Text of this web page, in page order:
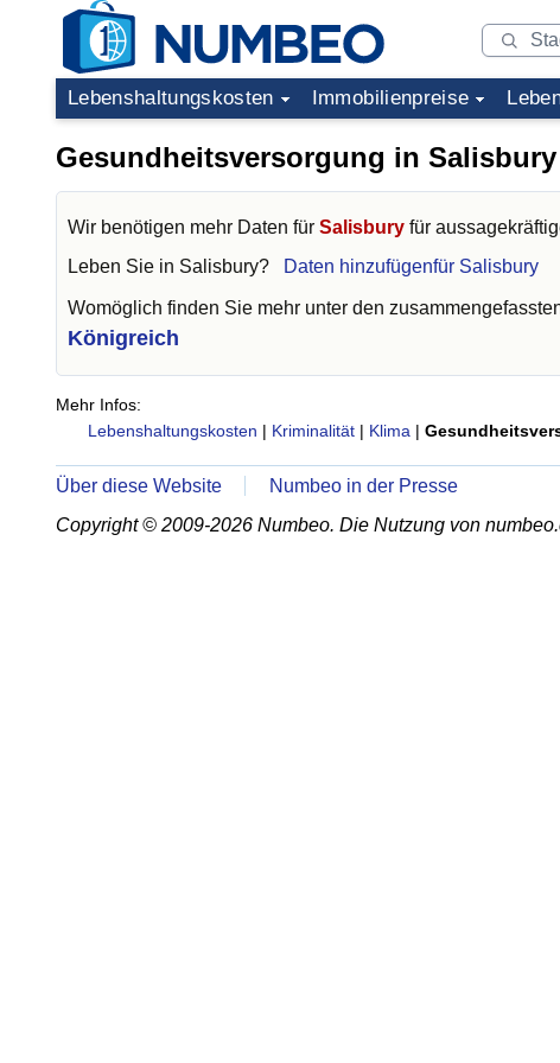
Lebenshaltungskosten Immobilienpreise
Gesundheitsversorgung in Salisbury
Wir benötigen mehr Daten für Salisbury für
Leben Sie in Salisbury? Daten hinzufügenfür Salisbury
Womöglich finden Sie mehr unter den
Königreich
Mehr Infos:
Lebenshaltungskosten | Kriminalität | Klima |
Über diese Website
Numbeo in der Presse
Copyright © 2009-2026 Numbeo. Die Nutzung von